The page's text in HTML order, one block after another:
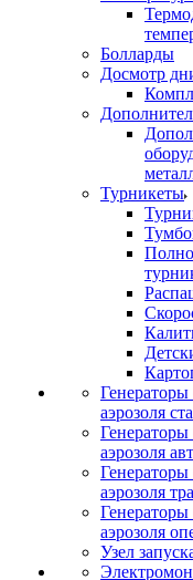
Болларды
Досмотр
Турникеты
аэрозоля
аэрозоля
аэрозоля
аэрозоля
Узел